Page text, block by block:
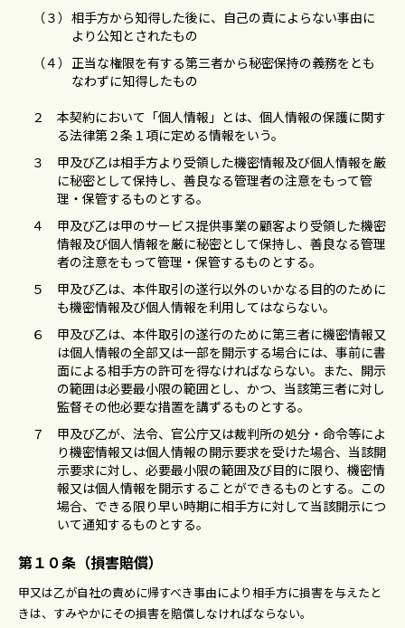
（３） 相⼿⽅から知得した後に、⾃⼰の責によらない事由に
より公知とされたもの
（４） 正当な権限を有する第三者から秘密保持の義務をとも
なわずに知得したもの
２
本契約において「個⼈情報」とは、個⼈情報の保護に関す
る法律第２条１項に定める情報をいう。
３
甲及び⼄は相⼿⽅より受領した機密情報及び個⼈情報を厳
に秘密として保持し、善良なる管理者の注意をもって管
理・保管するものとする。
４
甲及び⼄は甲のサービス提供事業の顧客より受領した機密
情報及び個⼈情報を厳に秘密として保持し、善良なる管理
者の注意をもって管理・保管するものとする。
５
甲及び⼄は、本件取引の遂⾏以外のいかなる⽬的のために
も機密情報及び個⼈情報を利⽤してはならない。
６
甲及び⼄は、本件取引の遂⾏のために第三者に機密情報⼜
は個⼈情報の全部⼜は⼀部を開⽰する場合には、事前に書
⾯による相⼿⽅の許可を得なければならない。また、開⽰
の範囲は必要最⼩限の範囲とし、かつ、当該第三者に対し
監督その他必要な措置を講ずるものとする。
７
甲及び⼄が、法令、官公庁⼜は裁判所の処分・命令等によ
り機密情報⼜は個⼈情報の開⽰要求を受けた場合、当該開
⽰要求に対し、必要最⼩限の範囲及び⽬的に限り、機密情
報⼜は個⼈情報を開⽰することができるものとする。この
場合、できる限り早い時期に相⼿⽅に対して当該開⽰につ
いて通知するものとする。
第１０条（損害賠償）
甲⼜は⼄が⾃社の責めに帰すべき事由により相⼿⽅に損害を与えたと
きは、すみやかにその損害を賠償しなければならない。